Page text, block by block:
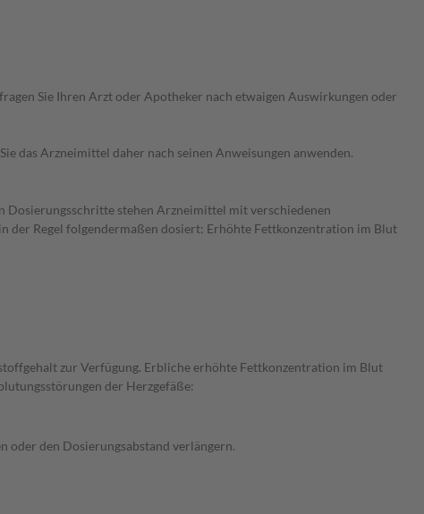
Sie Ihren Arzt oder Apotheker nach etwaigen Auswirkungen oder
das Arzneimittel daher nach seinen Anweisungen anwenden.
Dosierungsschritte stehen Arzneimittel mit verschiedenen
der Regel folgendermaßen dosiert: Erhöhte Fettkonzentration im Blut
zur Verfügung. Erbliche erhöhte Fettkonzentration im Blut
der Herzgefäße:
oder den Dosierungsabstand verlängern.